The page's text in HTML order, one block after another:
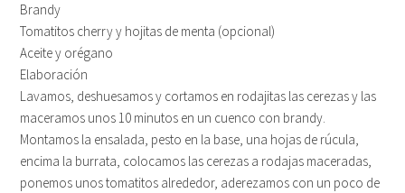
Brandy
Tomatitos cherry y hojitas de menta (opcional)
Aceite y orégano
Elaboración
Lavamos, deshuesamos y cortamos en rodajitas las cerezas y las
maceramos unos 10 minutos en un cuenco con brandy.
Montamos la ensalada, pesto en la base, una hojas de rúcula,
encima la burrata, colocamos las cerezas a rodajas maceradas,
ponemos unos tomatitos alrededor, aderezamos con un poco de